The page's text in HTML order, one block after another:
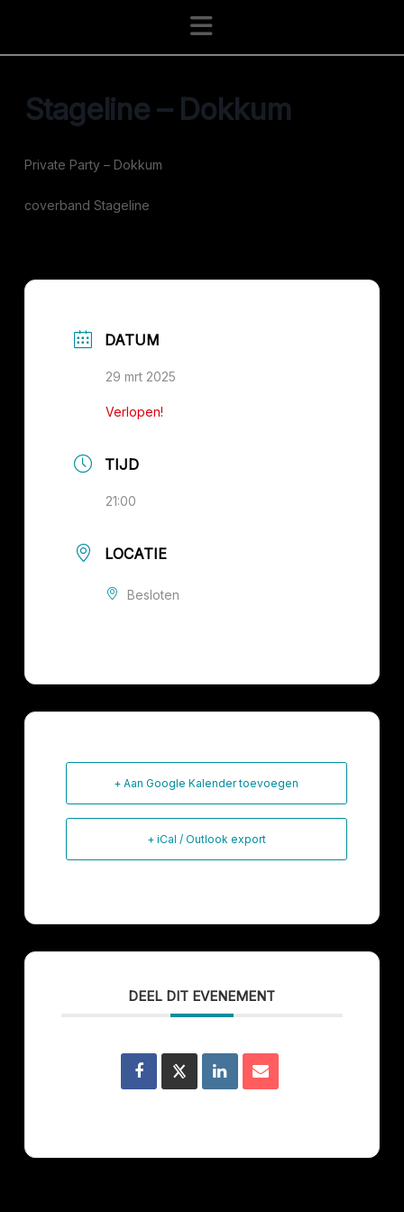
Navigation
Stageline – Dokkum
Private Party – Dokkum
coverband Stageline
DATUM
29 mrt 2025
Verlopen!
TIJD
21:00
LOCATIE
Besloten
+ Aan Google Kalender toevoegen
+ iCal / Outlook export
DEEL DIT EVENEMENT